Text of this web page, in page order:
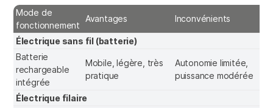
Mode de
fonctionnement
Avantages Inconvénients
Électrique sans fil (batterie)
Batterie
rechargeable
intégrée
Mobile, légère, très
pratique
Autonomie limitée,
puissance modérée
Électrique filaire